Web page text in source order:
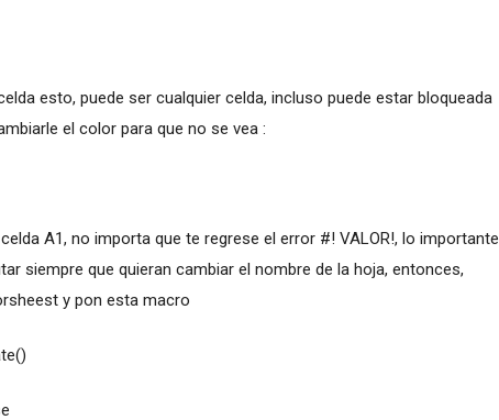
esto, puede ser cualquier celda, incluso puede estar bloqueada
el color para que no se vea :
A1, no importa que te regrese el error #! VALOR!, lo importante
siempre que quieran cambiar el nombre de la hoja, entonces,
y pon esta macro